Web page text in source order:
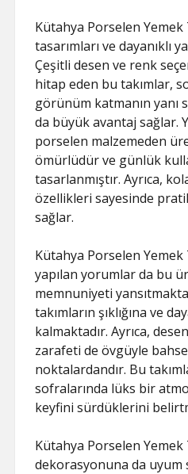
Kütahya Porselen Yemek
tasarımları ve dayanıklı
Çeşitli desen ve renk
hitap eden bu takımlar,
görünüm katmanın yanı
da büyük avantaj sağlar.
porselen malzemeden
ömürlüdür ve günlük
tasarlanmıştır. Ayrıca,
özellikleri sayesinde
sağlar.
Kütahya Porselen Yemek
yapılan yorumlar da bu
memnuniyeti
takımların şıklığına ve
kalmaktadır. Ayrıca,
zarafeti de övgüyle
noktalardandır. Bu
sofralarında lüks bir
keyfini sürdüklerini
Kütahya Porselen Yemek
dekorasyonuna da uyum